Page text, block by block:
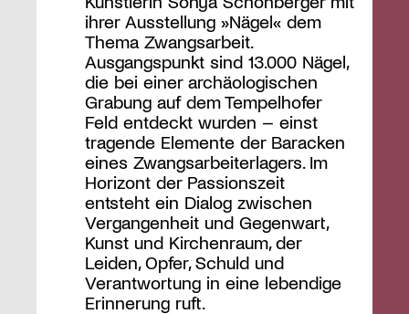
ihrer Ausstellung »Nägel« dem
Thema Zwangsarbeit.
Ausgangspunkt sind 13.000 Nägel,
die bei einer archäologischen
Grabung auf dem Tempelhofer
Feld entdeckt wurden – einst
tragende Elemente der Baracken
eines Zwangsarbeiterlagers. Im
Horizont der Passionszeit
entsteht ein Dialog zwischen
Vergangenheit und Gegenwart,
Kunst und Kirchenraum, der
Leiden, Opfer, Schuld und
Verantwortung in eine lebendige
Erinnerung ruft.